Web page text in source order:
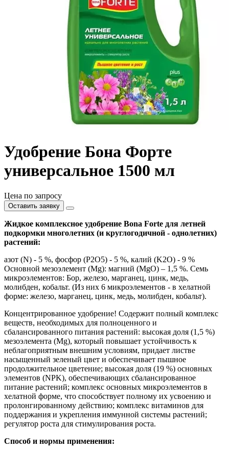
Удобрение Бона Форте
универсальное 1500 мл
Цена по запросу
Оставить заявку
Жидкое комплексное удобрение Bona Forte для летней
подкормки многолетних (и круглогодичной - однолетних)
растений:
азот (N) - 5 %, фосфор (P2O5) - 5 %, калий (K2O) - 9 %
Основной мезоэлемент (Mg): магний (MgO) – 1,5 %. Семь
микроэлементов: Бор, железо, марганец, цинк, медь,
молибден, кобальт. (Из них 6 микроэлементов - в хелатной
форме: железо, марганец, цинк, медь, молибден, кобальт).
Концентрированное удобрение! Содержит полный комплекс
веществ, необходимых для полноценного и
сбалансированного питания растений: высокая доля (1,5 %)
мезоэлемента (Mg), который повышает устойчивость к
неблагоприятным внешним условиям, придает листве
насыщенный зеленый цвет и обеспечивает пышное
продолжительное цветение; высокая доля (19 %) основных
элементов (NPK), обеспечивающих сбалансированное
питание растений; комплекс основных микроэлементов в
хелатной форме, что способствует полному их усвоению и
пролонгированному действию; комплекс витаминов для
поддержания и укрепления иммунной системы растений;
регулятор роста для стимулирования роста.
Способ и нормы применения: